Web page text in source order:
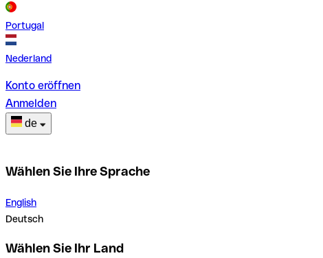
Portugal
Nederland
Konto eröffnen
Anmelden
de
Wählen Sie Ihre Sprache
English
Deutsch
Wählen Sie Ihr Land